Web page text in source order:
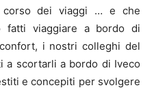
corso dei viaggi … e che
fatti viaggiare a bordo di
i nostri colleghi del
a scortarli a bordo di Iveco
e concepiti per svolgere